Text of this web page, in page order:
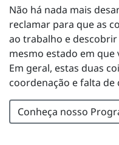
Não há nada mais
reclamar para que as
ao trabalho e
mesmo estado em que
Em geral, estas duas
coordenação e falta
Conheça nosso